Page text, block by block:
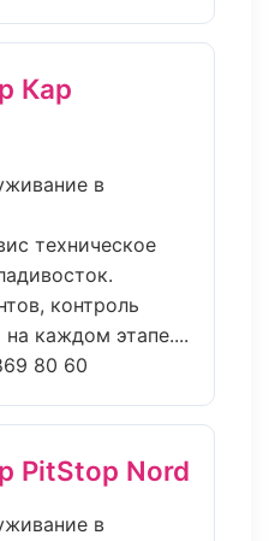
Кар
в
техническое
контроль
каждом этапе....
80 60
PitStop Nord
в